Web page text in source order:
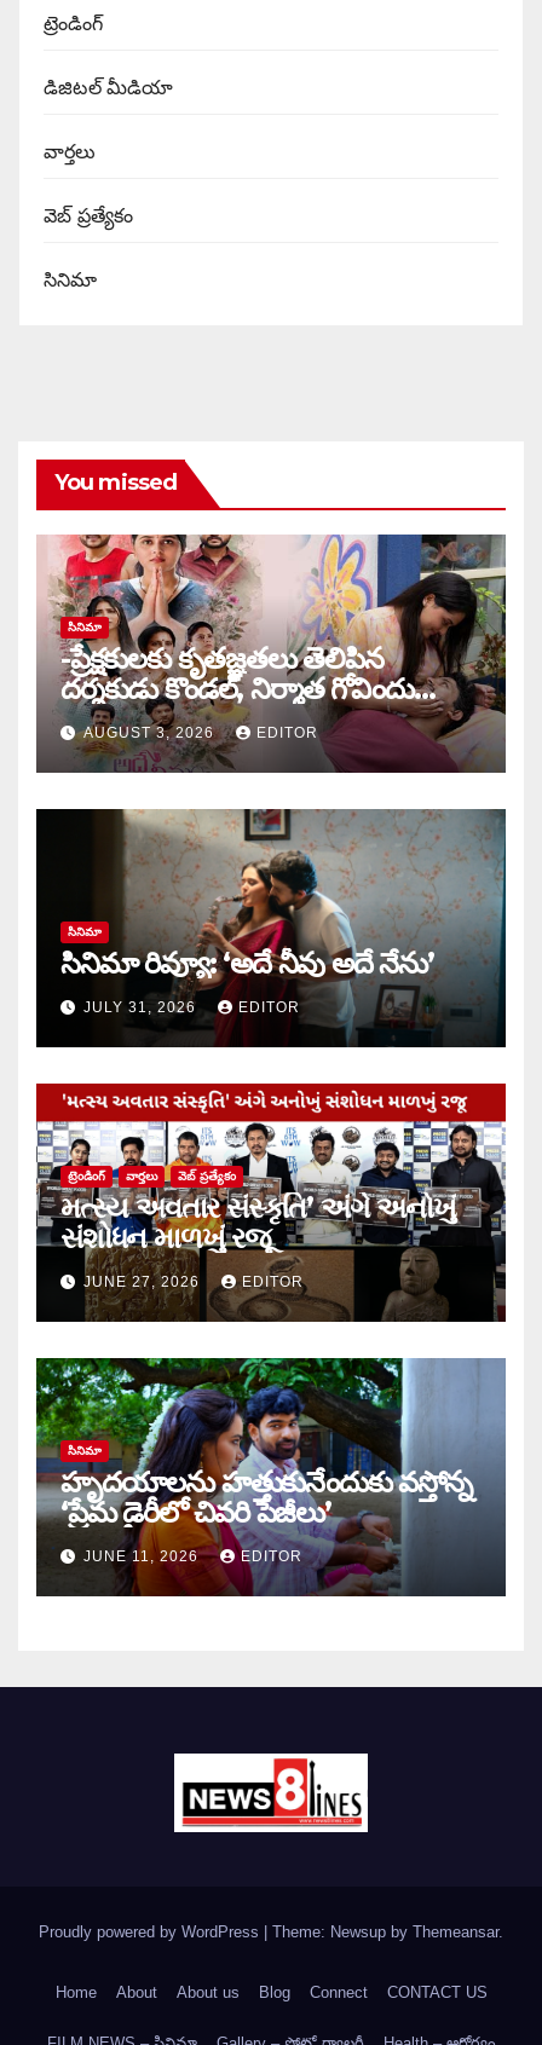
ట్రెండింగ్
డిజిటల్ మీడియా
వార్త‌లు
వెబ్ ప్రత్యేకం
సినిమా
You missed
సినిమా
-ప్రేక్షకులకు కృతజ్ఞతలు తెలిపిన
దర్శకుడు కొండల్, నిర్మాత గోవిందు
కాండ్రేగుల
AUGUST 3, 2026 EDITOR
సినిమా
సినిమా రివ్యూ: ‘అదే నీవు అదే నేను’
JULY 31, 2026 EDITOR
ట్రెండింగ్ వార్త‌లు వెబ్ ప్రత్యేకం
મત્સ્ય અવતાર સંસ્કૃતિ’ અંગે અનોખું
સંશોધન માળખું રજૂ
JUNE 27, 2026 EDITOR
సినిమా
హృదయాలను హత్తుకునేందుకు వస్తోన్న
‘ప్రేమ డైరీలో చివరి పేజీలు’
JUNE 11, 2026 EDITOR
Proudly powered by WordPress Theme: Newsup by Themeansar.
Home About About us Blog Connect CONTACT US